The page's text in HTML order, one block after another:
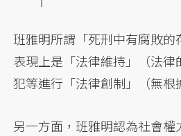
班雅明所謂「死刑中有腐敗的
表現上是「法律維持」（法
犯等進行「法律創制」（無根
另一方面，班雅明認為社會